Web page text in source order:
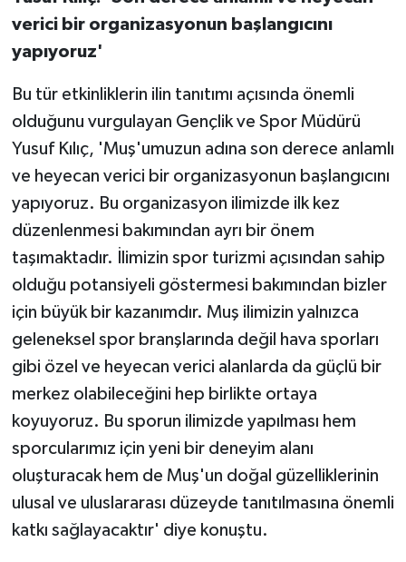
verici bir organizasyonun başlangıcını
yapıyoruz'
Bu tür etkinliklerin ilin tanıtımı açısında önemli
olduğunu vurgulayan Gençlik ve Spor Müdürü
Yusuf Kılıç, 'Muş'umuzun adına son derece anlamlı
ve heyecan verici bir organizasyonun başlangıcını
yapıyoruz. Bu organizasyon ilimizde ilk kez
düzenlenmesi bakımından ayrı bir önem
taşımaktadır. İlimizin spor turizmi açısından sahip
olduğu potansiyeli göstermesi bakımından bizler
için büyük bir kazanımdır. Muş ilimizin yalnızca
geleneksel spor branşlarında değil hava sporları
gibi özel ve heyecan verici alanlarda da güçlü bir
merkez olabileceğini hep birlikte ortaya
koyuyoruz. Bu sporun ilimizde yapılması hem
sporcularımız için yeni bir deneyim alanı
oluşturacak hem de Muş'un doğal güzelliklerinin
ulusal ve uluslararası düzeyde tanıtılmasına önemli
katkı sağlayacaktır' diye konuştu.